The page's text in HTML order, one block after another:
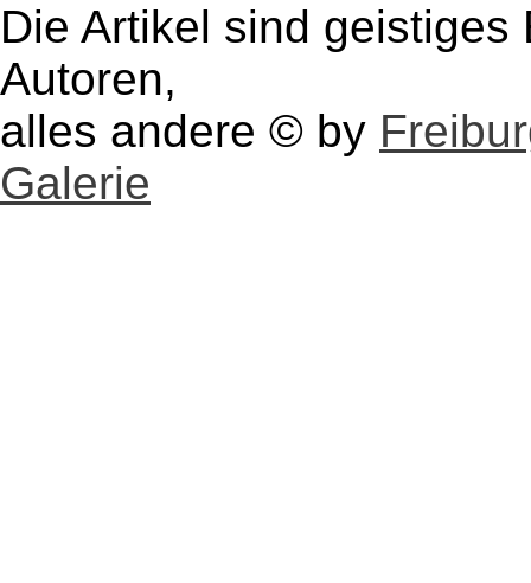
Die Artikel sind
Autoren,
alles andere © by
Galerie